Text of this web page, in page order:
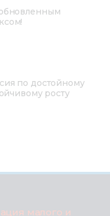
по достойному
росту